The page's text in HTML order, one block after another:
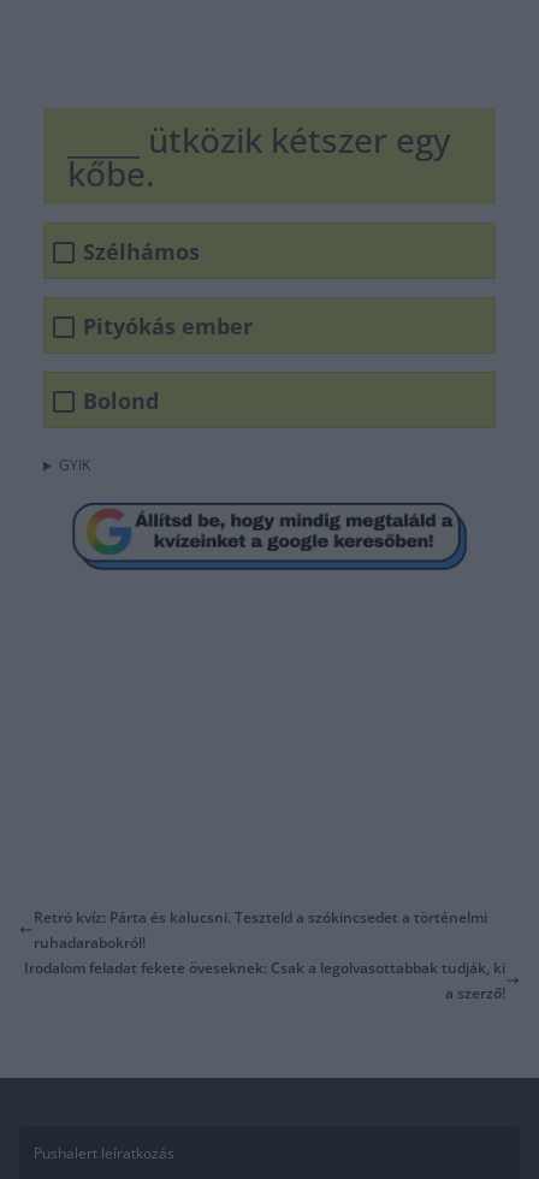
_____ ütközik kétszer egy
kőbe.
Szélhámos
Pityókás ember
Bolond
GYIK
Retró kvíz: Párta és kalucsni. Teszteld a szókincsedet a történelmi
ruhadarabokról!
Irodalom feladat fekete öveseknek: Csak a legolvasottabbak tudják, ki
a szerző!
Pushalert leíratkozás